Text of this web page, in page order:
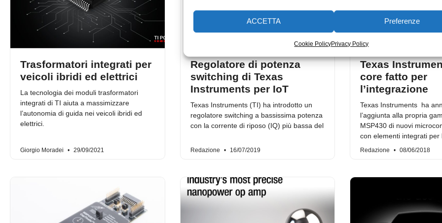
ACCETTA Preferenze
Cookie PolicyPrivacy Policy
Trasformatori integrati per
veicoli ibridi ed elettrici
La tecnologia dei moduli trasformatori
integrati di TI aiuta a massimizzare
l’autonomia di guida nei veicoli ibridi ed
elettrici.
Giorgio Moradei 29/09/2021
Regolatore di potenza
switching di Texas
Instruments per IoT
Texas Instruments (TI) ha introdotto un
regolatore switching a bassissima potenza
con la corrente di riposo (IQ) più bassa del
Redazione 16/07/2019
Texas
core fatto per
l’integrazione
Texas Instruments ha
l’aggiunta alla propria
MSP430 di nuovi
con elementi integrati per
Redazione 08/06/2018